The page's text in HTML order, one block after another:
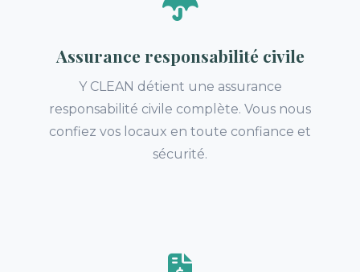
Assurance responsabilité civile
Y CLEAN détient une assurance
responsabilité civile complète. Vous nous
confiez vos locaux en toute confiance et
sécurité.